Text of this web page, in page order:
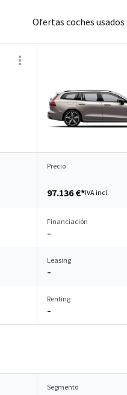
Ofertas coches usados
Precio
97.136 €*IVA incl.
Financiación
–
Leasing
–
Renting
–
Segmento